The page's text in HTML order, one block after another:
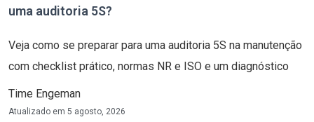
uma auditoria 5S?
Veja como se preparar para uma auditoria 5S na manutenção
com checklist prático, normas NR e ISO e um diagnóstico
Time Engeman
Atualizado em 5 agosto, 2026